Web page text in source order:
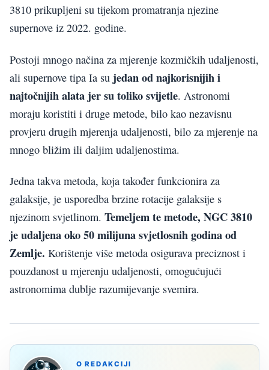
3810 prikupljeni su tijekom promatranja njezine
supernove iz 2022. godine.
Postoji mnogo načina za mjerenje kozmičkih udaljenosti,
ali supernove tipa Ia su jedan od najkorisnijih i
najtočnijih alata jer su toliko svijetle. Astronomi
moraju koristiti i druge metode, bilo kao nezavisnu
provjeru drugih mjerenja udaljenosti, bilo za mjerenje na
mnogo bližim ili daljim udaljenostima.
Jedna takva metoda, koja također funkcionira za
galaksije, je usporedba brzine rotacije galaksije s
njezinom svjetlinom. Temeljem te metode, NGC 3810
je udaljena oko 50 milijuna svjetlosnih godina od
Zemlje. Korištenje više metoda osigurava preciznost i
pouzdanost u mjerenju udaljenosti, omogućujući
astronomima dublje razumijevanje svemira.
O REDAKCIJI